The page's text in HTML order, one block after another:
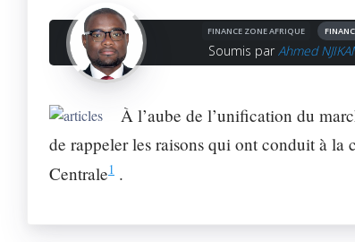
FINANCE ZONE AFRIQUE
Soumis par Ahmed
À l’aube de l’unification du
de rappeler les raisons qui ont conduit à
Centrale1 .